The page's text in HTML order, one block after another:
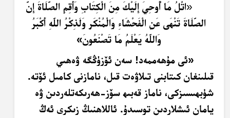
«اتْلُ مَا أُوحِيَ إِلَيْكَ مِنَ الْكِتَابِ وَأَقِمِ الصَّلَاةَ إِنَّ
الصَّلَاةَ تَنْهَى عَنِ الْفَحْشَاءِ وَالْمُنْكَرِ وَلَذِكْرُ اللَّهِ أَكْبَرُ
وَاللَّهُ يَعْلَمُ مَا تَصْنَعُونَ»
«ئى مۇھەممەد! سەن ئۆزۈڭگە ۋەھىي
قىلىنغان كىتابنى تىلاۋەت قىل، نامازنى كامىل ئۆتە.
شۈبھىسىزكى، ناماز قەبىھ سۆز-ھەرىكەتلەردىن ۋە
يامان ئىشلاردىن توسىدۇ. ئاللاھنىڭ زىكرى ئەڭ